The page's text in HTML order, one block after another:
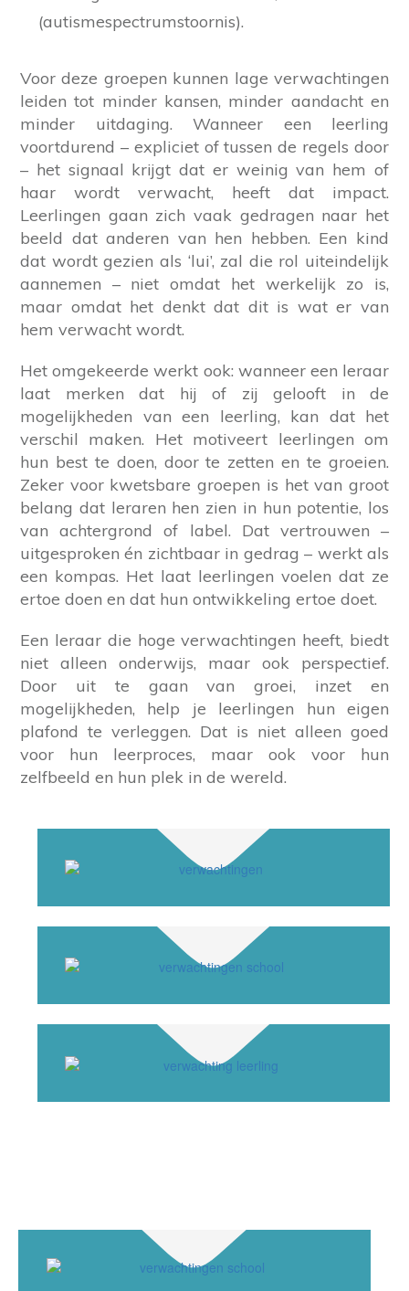
(autismespectrumstoornis).
Voor deze groepen kunnen lage verwachtingen
leiden tot minder kansen, minder aandacht en
minder uitdaging. Wanneer een leerling
voortdurend – expliciet of tussen de regels door
– het signaal krijgt dat er weinig van hem of
haar wordt verwacht, heeft dat impact.
Leerlingen gaan zich vaak gedragen naar het
beeld dat anderen van hen hebben. Een kind
dat wordt gezien als ‘lui’, zal die rol uiteindelijk
aannemen – niet omdat het werkelijk zo is,
maar omdat het denkt dat dit is wat er van
hem verwacht wordt.
Het omgekeerde werkt ook: wanneer een leraar
laat merken dat hij of zij gelooft in de
mogelijkheden van een leerling, kan dat het
verschil maken. Het motiveert leerlingen om
hun best te doen, door te zetten en te groeien.
Zeker voor kwetsbare groepen is het van groot
belang dat leraren hen zien in hun potentie, los
van achtergrond of label. Dat vertrouwen –
uitgesproken én zichtbaar in gedrag – werkt als
een kompas. Het laat leerlingen voelen dat ze
ertoe doen en dat hun ontwikkeling ertoe doet.
Een leraar die hoge verwachtingen heeft, biedt
niet alleen onderwijs, maar ook perspectief.
Door uit te gaan van groei, inzet en
mogelijkheden, help je leerlingen hun eigen
plafond te verleggen. Dat is niet alleen goed
voor hun leerproces, maar ook voor hun
zelfbeeld en hun plek in de wereld.